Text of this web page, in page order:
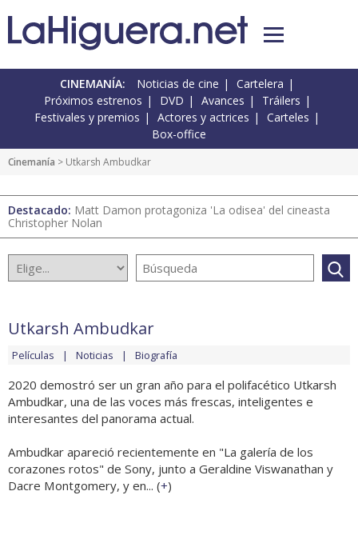
CINEMANÍA: Noticias de cine
Cartelera
Próximos estrenos
DVD Avances
Tráilers
Festivales y premios
Actores y actrices
Carteles
Box-office
Cinemanía > Utkarsh Ambudkar
Destacado: Matt Damon protagoniza 'La odisea' del cineasta
Christopher Nolan
Utkarsh Ambudkar
Películas Noticias Biografía
2020 demostró ser un gran año para el polifacético Utkarsh
Ambudkar, una de las voces más frescas, inteligentes e
interesantes del panorama actual.
Ambudkar apareció recientemente en "La galería de los
corazones rotos" de Sony, junto a Geraldine Viswanathan y
Dacre Montgomery, y en... (+)